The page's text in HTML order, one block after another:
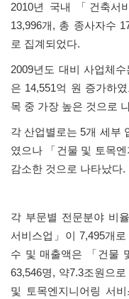
2010년 국내 「 건축서
13,996개 , 총 종사자수
로 집계되었다.
2009년도 대비 사업체수
은 14,551억 원 증가하였
목 중 가장 높은 것으로
각 산업별로는5개 세부
였으나
「 건물 및 토목
감소한 것으로 나타났다.
각 부문별 전문분야 비
서비스업 」 이7,495개로
수 및 매출액은
「 건물
63,546명, 약7.3조원으
및 토목엔지니어링 서비